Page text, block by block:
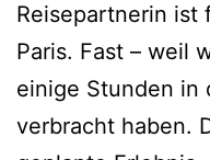
Reisepartnerin ist
Paris. Fast – weil
einige Stunden in
verbracht haben.